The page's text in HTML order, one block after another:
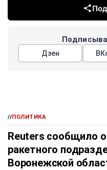
Дзен
//ПОЛИТИКА
Reuters сообщило
ракетного
Воронежской